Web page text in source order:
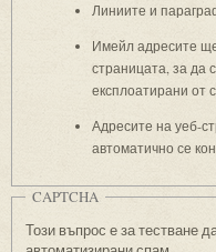
Линиите и
Имейл адресите
страницата, за да
експлоатирани от
Адресите на уеб-
автоматично се
CAPTCHA
Този въпрос е за тестване